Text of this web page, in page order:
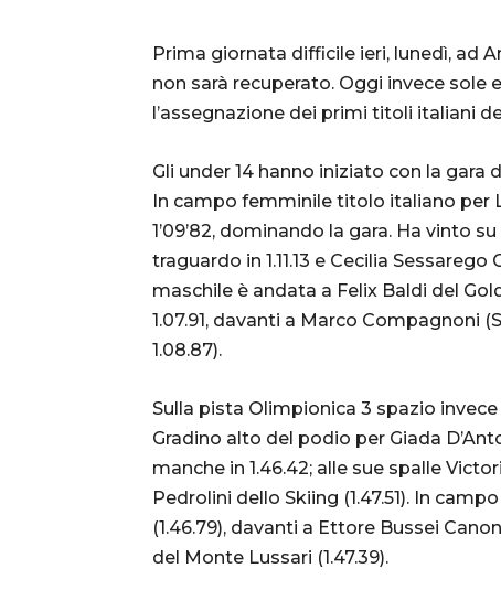
Prima giornata difficile ieri, lunedì, ad
non sarà recuperato. Oggi invece
l’assegnazione dei primi titoli italiani
Gli under 14 hanno iniziato con la
In campo femminile titolo italiano per
1’09’82, dominando la gara. Ha vinto
traguardo in 1.11.13 e Cecilia Sessarego
maschile è andata a Felix Baldi del
1.07.91, davanti a Marco Compagnoni
1.08.87).
Sulla pista Olimpionica 3 spazio
Gradino alto del podio per Giada
manche in 1.46.42; alle sue spalle
Pedrolini dello Skiing (1.47.51). In
(1.46.79), davanti a Ettore Bussei
del Monte Lussari (1.47.39).